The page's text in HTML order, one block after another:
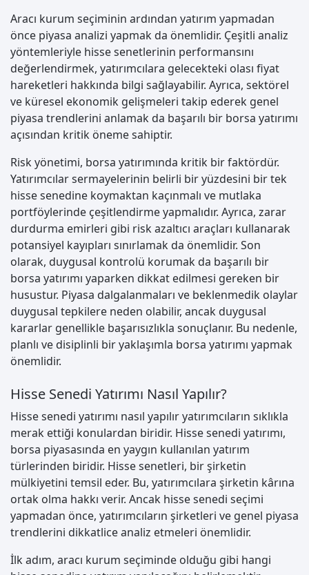
Aracı kurum seçiminin ardından yatırım yapmadan
önce piyasa analizi yapmak da önemlidir. Çeşitli analiz
yöntemleriyle hisse senetlerinin performansını
değerlendirmek, yatırımcılara gelecekteki olası fiyat
hareketleri hakkında bilgi sağlayabilir. Ayrıca, sektörel
ve küresel ekonomik gelişmeleri takip ederek genel
piyasa trendlerini anlamak da başarılı bir borsa yatırımı
açısından kritik öneme sahiptir.
Risk yönetimi, borsa yatırımında kritik bir faktördür.
Yatırımcılar sermayelerinin belirli bir yüzdesini bir tek
hisse senedine koymaktan kaçınmalı ve mutlaka
portföylerinde çeşitlendirme yapmalıdır. Ayrıca, zarar
durdurma emirleri gibi risk azaltıcı araçları kullanarak
potansiyel kayıpları sınırlamak da önemlidir. Son
olarak, duygusal kontrolü korumak da başarılı bir
borsa yatırımı yaparken dikkat edilmesi gereken bir
husustur. Piyasa dalgalanmaları ve beklenmedik olaylar
duygusal tepkilere neden olabilir, ancak duygusal
kararlar genellikle başarısızlıkla sonuçlanır. Bu nedenle,
planlı ve disiplinli bir yaklaşımla borsa yatırımı yapmak
önemlidir.
Hisse Senedi Yatırımı Nasıl Yapılır?
Hisse senedi yatırımı nasıl yapılır yatırımcıların sıklıkla
merak ettiği konulardan biridir. Hisse senedi yatırımı,
borsa piyasasında en yaygın kullanılan yatırım
türlerinden biridir. Hisse senetleri, bir şirketin
mülkiyetini temsil eder. Bu, yatırımcılara şirketin kârına
ortak olma hakkı verir. Ancak hisse senedi seçimi
yapmadan önce, yatırımcıların şirketleri ve genel piyasa
trendlerini dikkatlice analiz etmeleri önemlidir.
İlk adım, aracı kurum seçiminde olduğu gibi hangi